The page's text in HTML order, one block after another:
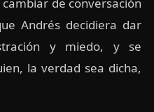
de conversación
Andrés decidiera dar
y miedo, y se
la verdad sea dicha,